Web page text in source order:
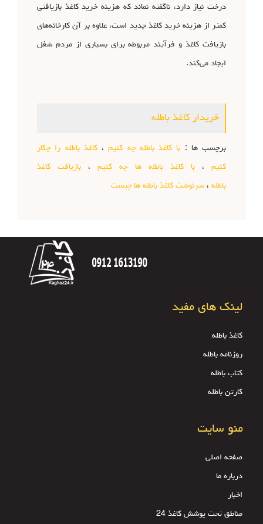
درخت نیاز دارد، ناگفته نماند که هزینه خرید کاغذ بازیافتی
کمتر از هزینه خرید کاغذ جدید است، علاوه بر آن کارخانه‌های
بازیافت کاغذ و فرآیند مربوطه برای بسیاری از مردم شغل
ایجاد می‌کند.
خریدار کاغذ باطله
برچسب ها : با کاغذ باطله چه کنیم،کاغذ باطله را چکار
کنیم،با کاغذ باطله ها چه کنیم، بازیافت کاغذ
باطله ، سرنوشت کاغذ باطله ها چیست
لینک های مفید
کاغذ باطله
روزنامه باطله
کتاب باطله
کارتن باطله
منو سایت
صفحه اصلی
درباره ما
اخبار
مناطق تحت پوشش کاغذ 24